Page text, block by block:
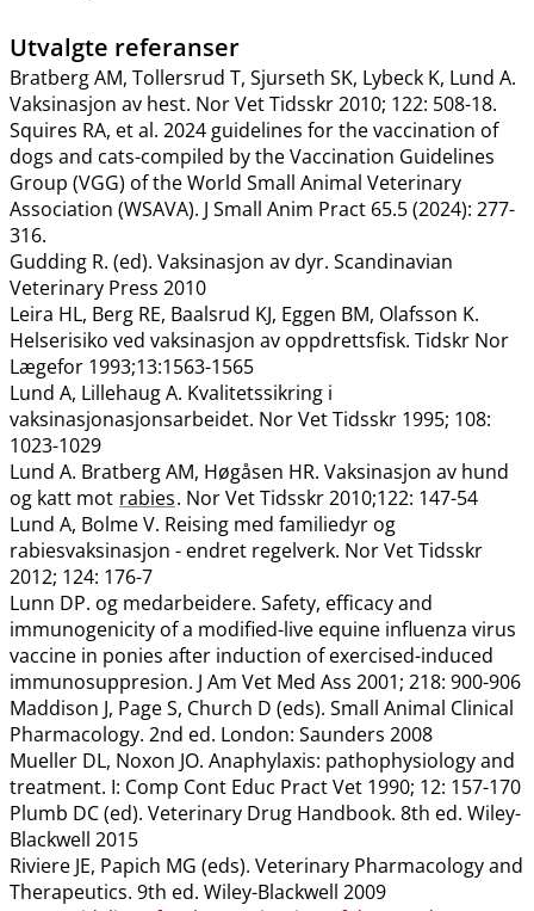
Utvalgte referanser
Bratberg AM, Tollersrud T, Sjurseth SK, Lybeck K, Lund A.
Vaksinasjon av hest. Nor Vet Tidsskr 2010; 122: 508-18.
Squires RA, et al. 2024 guidelines for the vaccination of
dogs and cats-compiled by the Vaccination Guidelines
Group (VGG) of the World Small Animal Veterinary
Association (WSAVA). J Small Anim Pract 65.5 (2024): 277-
316.
Gudding R. (ed). Vaksinasjon av dyr. Scandinavian
Veterinary Press 2010
Leira HL, Berg RE, Baalsrud KJ, Eggen BM, Olafsson K.
Helserisiko ved vaksinasjon av oppdrettsfisk. Tidskr Nor
Lægefor 1993;13:1563-1565
Lund A, Lillehaug A. Kvalitetssikring i
vaksinasjonasjonsarbeidet. Nor Vet Tidsskr 1995; 108:
1023-1029
Lund A. Bratberg AM, Høgåsen HR. Vaksinasjon av hund
og katt mot rabies. Nor Vet Tidsskr 2010;122: 147-54
Lund A, Bolme V. Reising med familiedyr og
rabiesvaksinasjon - endret regelverk. Nor Vet Tidsskr
2012; 124: 176-7
Lunn DP. og medarbeidere. Safety, efficacy and
immunogenicity of a modified-live equine influenza virus
vaccine in ponies after induction of exercised-induced
immunosuppresion. J Am Vet Med Ass 2001; 218: 900-906
Maddison J, Page S, Church D (eds). Small Animal Clinical
Pharmacology. 2nd ed. London: Saunders 2008
Mueller DL, Noxon JO. Anaphylaxis: pathophysiology and
treatment. I: Comp Cont Educ Pract Vet 1990; 12: 157-170
Plumb DC (ed). Veterinary Drug Handbook. 8th ed. Wiley-
Blackwell 2015
Riviere JE, Papich MG (eds). Veterinary Pharmacology and
Therapeutics. 9th ed. Wiley-Blackwell 2009